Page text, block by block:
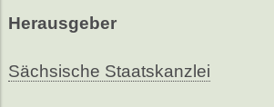
Herausgeber
Sächsische Staatskanzlei